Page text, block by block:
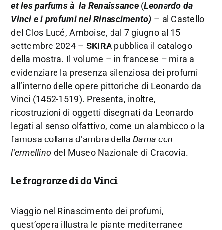
et les parfums à la Renaissance(Leonardo da
Vinci e i profumi nel Rinascimento) – al Castello
del Clos Lucé, Amboise, dal 7 giugno al 15
settembre 2024 – SKIRA pubblica il catalogo
della mostra. Il volume – in francese – mira a
evidenziare la presenza silenziosa dei profumi
all’interno delle opere pittoriche di Leonardo da
Vinci (1452-1519). Presenta, inoltre,
ricostruzioni di oggetti disegnati da Leonardo
legati al senso olfattivo, come un alambicco o la
famosa collana d’ambra dellaDama con
l’ermellino del Museo Nazionale di Cracovia.
Le fragranze di da Vinci
Viaggio nel Rinascimento dei profumi,
quest’opera illustra le piante mediterranee